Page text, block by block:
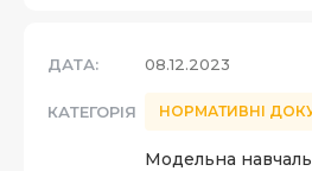
ДАТА: 08.12.2023
КАТЕГОРІЯ НОРМАТИВНІ
Модельна